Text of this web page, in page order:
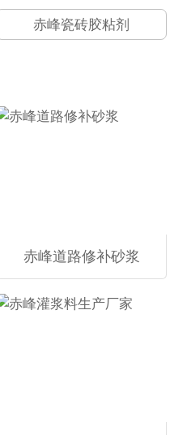
赤峰瓷砖胶粘剂
赤峰道路修补砂浆